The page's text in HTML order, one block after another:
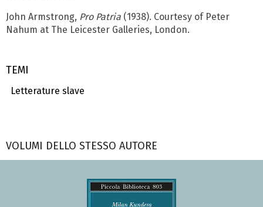
John Armstrong, Pro Patria (1938). Courtesy of Peter
Nahum at The Leicester Galleries, London.
TEMI
Letterature slave
VOLUMI DELLO STESSO AUTORE